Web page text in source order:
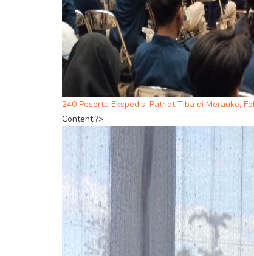
240 Peserta Ekspedisi Patriot Tiba di Merauke,
Content;?>